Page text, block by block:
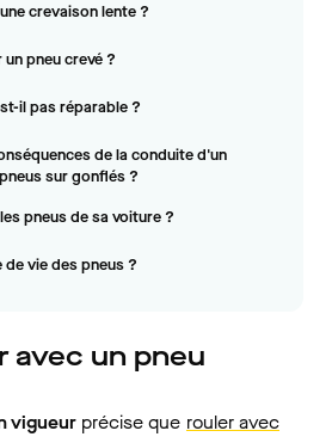
crevaison lente ?
pneu crevé ?
il pas réparable ?
de la conduite d'un
sur gonflés ?
pneus de sa voiture ?
de vie des pneus ?
avec un pneu
vigueur précise que rouler avec